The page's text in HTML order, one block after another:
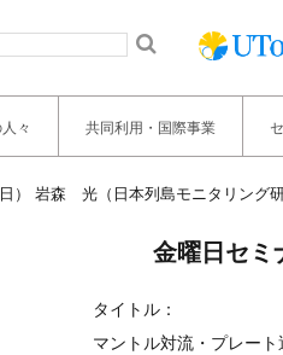
々 共同利用・国際事業
） 岩森 光（日本列島モニタリング研
金曜日セミ
タイトル：
マントル対流・プレー